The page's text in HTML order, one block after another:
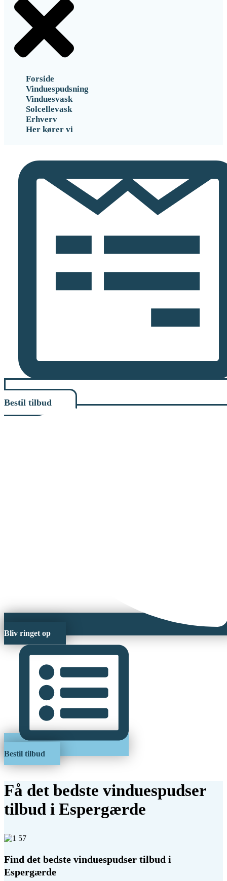
Forside
Vinduespudsning
Vinduesvask
Solcellevask
Erhverv
Her kører vi
Bestil tilbud
Bliv ringet op
Bestil tilbud
Få det bedste vinduespudser
tilbud i Espergærde
Find det bedste vinduespudser tilbud i
Espergærde